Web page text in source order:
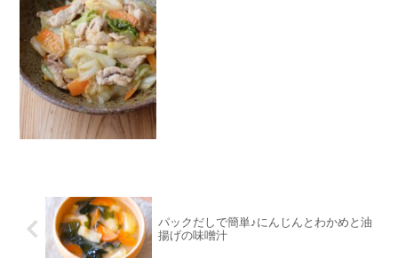
パックだしで簡単♪にんじんとわかめと油
揚げの味噌汁